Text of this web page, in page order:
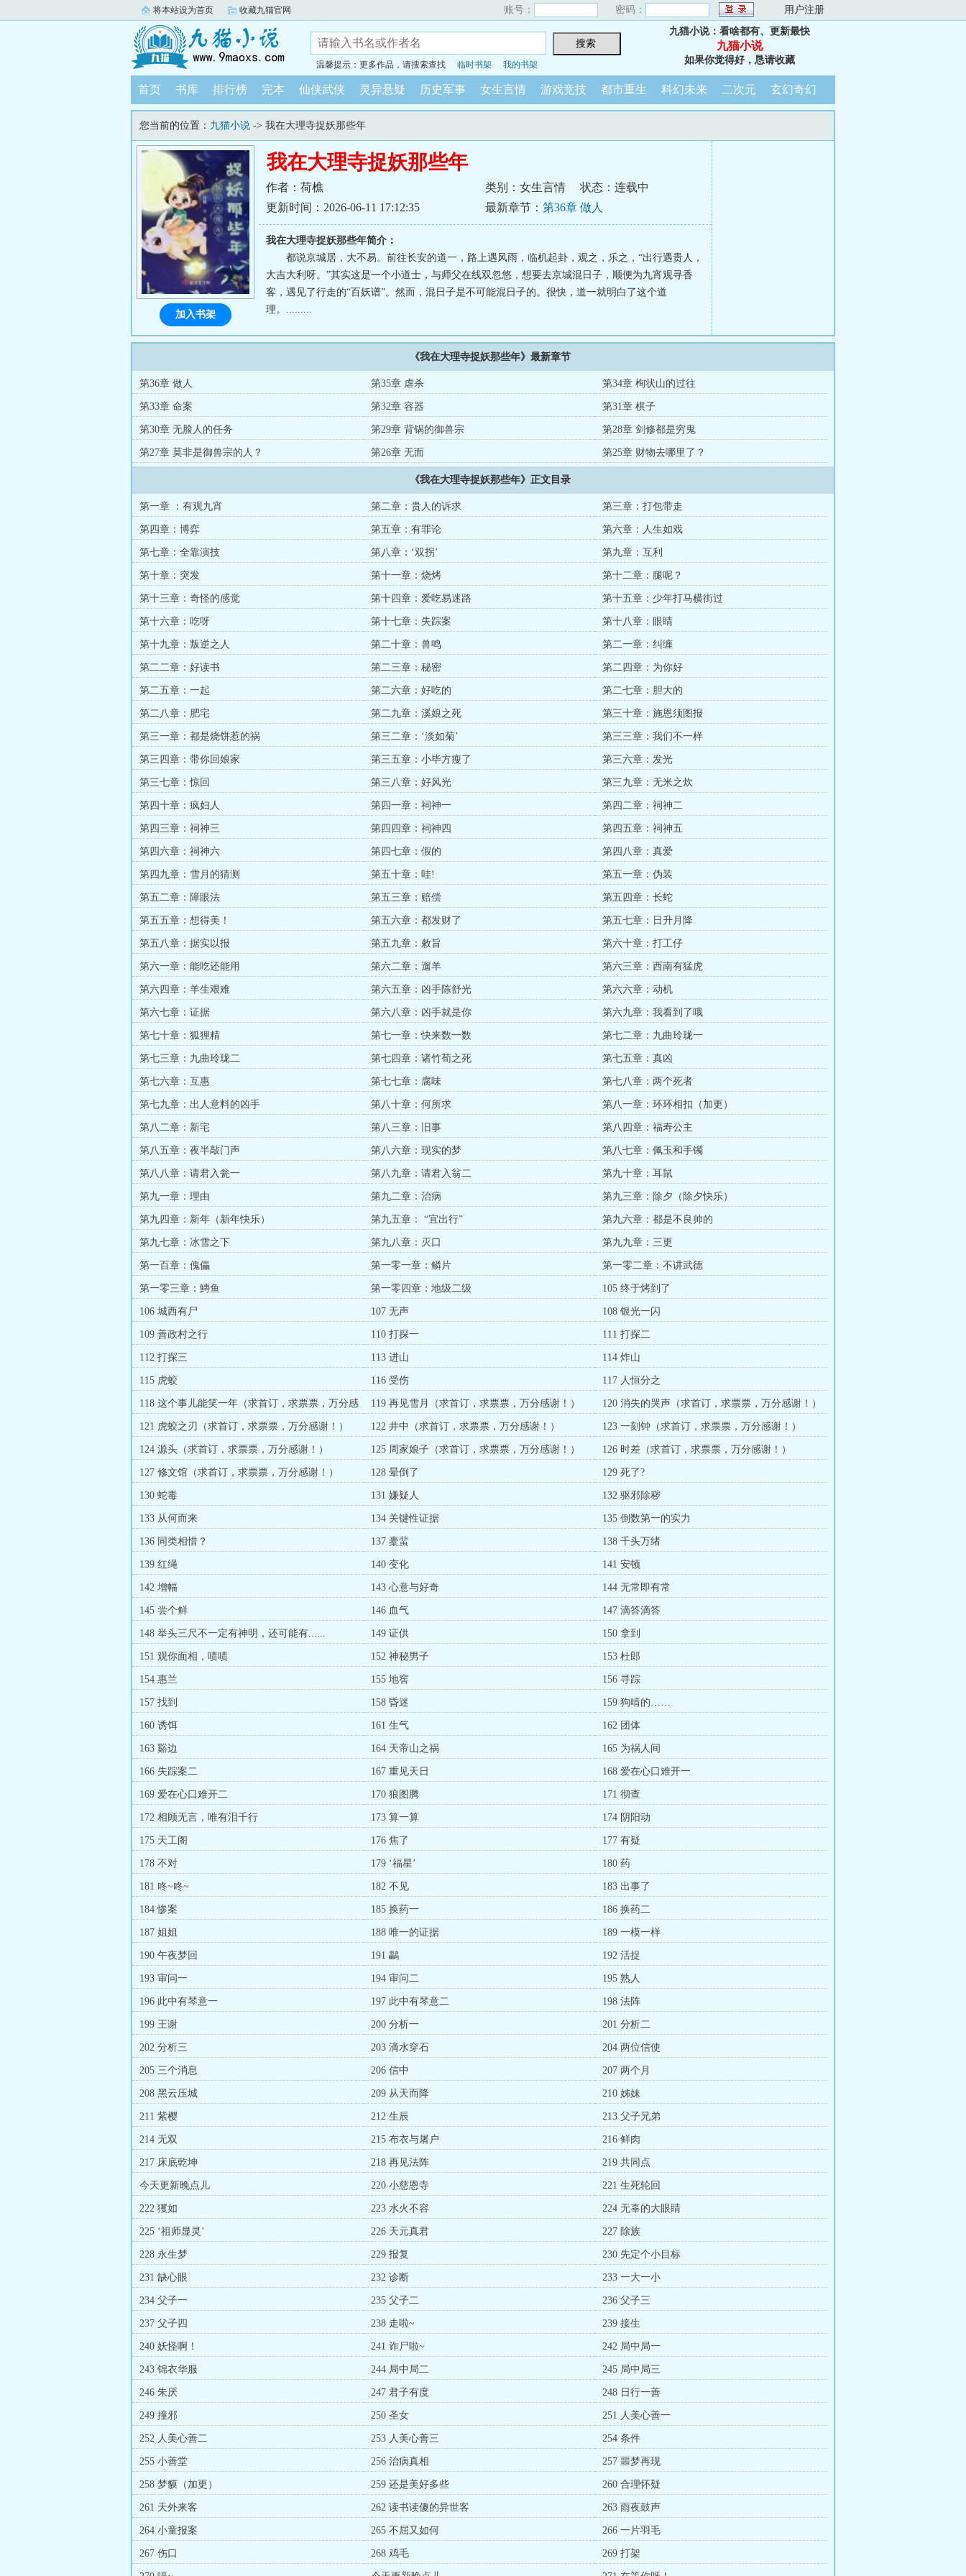
将本站设为首页 收藏九猫官网 账号： 密码： 用户注册
温馨提示：更多作品，请搜索查找 临时书架 我的书架
九猫小说：看啥都有、更新最快
九猫小说
如果你觉得好，恳请收藏
首页 书库 排行榜 完本 仙侠武侠 灵异悬疑 历史军事 女生言情 游戏竞技 都市重生 科幻未来 二次元 玄幻奇幻
您当前的位置： 九猫小说 -> 我在大理寺捉妖那些年
我在大理寺捉妖那些年
作者：荷樵 类别：女生言情
状态：连载中
更新时间：2026-06-11 17:12:35
最新章节： 第36章 做人
我在大理寺捉妖那些年简介：
都说京城居，大不易。前往长安的道一，路上遇风雨，临机起卦，观之，乐之，“出行遇贵人，
大吉大利呀。”其实这是一个小道士，与师父在线双忽悠，想要去京城混日子，顺便为九宵观寻香
客，遇见了行走的“百妖谱”。然而，混日子是不可能混日子的。很快，道一就明白了这个道
理。.........
加入书架
《我在大理寺捉妖那些年》最新章节
第36章 做人 第35章 虐杀 第34章 栒状山的过往
第33章 命案 第32章 容器 第31章 棋子
第30章 无脸人的任务 第29章 背锅的御兽宗 第28章 剑修都是穷鬼
第27章 莫非是御兽宗的人？ 第26章 无面 第25章 财物去哪里了？
《我在大理寺捉妖那些年》正文目录
第一章 ：有观九宵 第二章：贵人的诉求 第三章：打包带走
第四章：博弈 第五章：有罪论 第六章：人生如戏
第七章：全靠演技 第八章：‘双拐’ 第九章：互利
第十章：突发 第十一章：烧烤 第十二章：腿呢？
第十三章：奇怪的感觉 第十四章：爱吃易迷路 第十五章：少年打马横街过
第十六章：吃呀 第十七章：失踪案 第十八章：眼睛
第十九章：叛逆之人 第二十章：兽鸣 第二一章：纠缠
第二二章：好读书 第二三章：秘密 第二四章：为你好
第二五章：一起 第二六章：好吃的 第二七章：胆大的
第二八章：肥宅 第二九章：溪娘之死 第三十章：施恩须图报
第三一章：都是烧饼惹的祸 第三二章：‘淡如菊’ 第三三章：我们不一样
第三四章：带你回娘家 第三五章：小毕方瘦了 第三六章：发光
第三七章：惊回 第三八章：好风光 第三九章：无米之炊
第四十章：疯妇人 第四一章：祠神一 第四二章：祠神二
第四三章：祠神三 第四四章：祠神四 第四五章：祠神五
第四六章：祠神六 第四七章：假的 第四八章：真爱
第四九章：雪月的猜测 第五十章：哇! 第五一章：伪装
第五二章：障眼法 第五三章：赔偿 第五四章：长蛇
第五五章：想得美！ 第五六章：都发财了 第五七章：日升月降
第五八章：据实以报 第五九章：敕旨 第六十章：打工仔
第六一章：能吃还能用 第六二章：遛羊 第六三章：西南有猛虎
第六四章：羊生艰难 第六五章：凶手陈舒光 第六六章：动机
第六七章：证据 第六八章：凶手就是你 第六九章：我看到了哦
第七十章：狐狸精 第七一章：快来数一数 第七二章：九曲玲珑一
第七三章：九曲玲珑二 第七四章：诸竹荀之死 第七五章：真凶
第七六章：互惠 第七七章：腐味 第七八章：两个死者
第七九章：出人意料的凶手 第八十章：何所求 第八一章：环环相扣（加更）
第八二章：新宅 第八三章：旧事 第八四章：福寿公主
第八五章：夜半敲门声 第八六章：现实的梦 第八七章：佩玉和手镯
第八八章：请君入瓮一 第八九章：请君入翁二 第九十章：耳鼠
第九一章：理由 第九二章：治病 第九三章：除夕（除夕快乐）
第九四章：新年（新年快乐） 第九五章： “宜出行” 第九六章：都是不良帅的
第九七章：冰雪之下 第九八章：灭口 第九九章：三更
第一百章：傀儡 第一零一章：鳞片 第一零二章：不讲武德
第一零三章：鱄鱼 第一零四章：地级二级 105 终于烤到了
106 城西有尸 107 无声 108 银光一闪
109 善政村之行 110 打探一 111 打探二
112 打探三 113 进山 114 炸山
115 虎蛟 116 受伤 117 人恒分之
118 这个事儿能笑一年（求首订，求票票，万分感
谢！）
119 再见雪月（求首订，求票票，万分感谢！） 120 消失的哭声（求首订，求票票，万分感谢！）
121 虎蛟之刃（求首订，求票票，万分感谢！） 122 井中（求首订，求票票，万分感谢！） 123 一刻钟（求首订，求票票，万分感谢！）
124 源头（求首订，求票票，万分感谢！） 125 周家娘子（求首订，求票票，万分感谢！） 126 时差（求首订，求票票，万分感谢！）
127 修文馆（求首订，求票票，万分感谢！） 128 晕倒了 129 死了?
130 蛇毒 131 嫌疑人 132 驱邪除秽
133 从何而来 134 关键性证据 135 倒数第一的实力
136 同类相惜？ 137 橐蜚 138 千头万绪
139 红绳 140 变化 141 安顿
142 增幅 143 心意与好奇 144 无常即有常
145 尝个鲜 146 血气 147 滴答滴答
148 举头三尺不一定有神明，还可能有...... 149 证供 150 拿到
151 观你面相，啧啧 152 神秘男子 153 杜郎
154 惠兰 155 地窖 156 寻踪
157 找到 158 昏迷 159 狗啃的……
160 诱饵 161 生气 162 团体
163 谿边 164 天帝山之祸 165 为祸人间
166 失踪案二 167 重见天日 168 爱在心口难开一
169 爱在心口难开二 170 狼图腾 171 彻查
172 相顾无言，唯有泪千行 173 算一算 174 阴阳动
175 天工阁 176 焦了 177 有疑
178 不对 179 ‘福星’ 180 药
181 咚~咚~ 182 不见 183 出事了
184 惨案 185 换药一 186 换药二
187 姐姐 188 唯一的证据 189 一模一样
190 午夜梦回 191 鸓 192 活捉
193 审问一 194 审问二 195 熟人
196 此中有琴意一 197 此中有琴意二 198 法阵
199 王谢 200 分析一 201 分析二
202 分析三 203 滴水穿石 204 两位信使
205 三个消息 206 信中 207 两个月
208 黑云压城 209 从天而降 210 姊妹
211 紫樱 212 生辰 213 父子兄弟
214 无双 215 布衣与屠户 216 鲜肉
217 床底乾坤 218 再见法阵 219 共同点
今天更新晚点儿 220 小慈恩寺 221 生死轮回
222 玃如 223 水火不容 224 无辜的大眼睛
225 ‘祖师显灵’ 226 天元真君 227 除族
228 永生梦 229 报复 230 先定个小目标
231 缺心眼 232 诊断 233 一大一小
234 父子一 235 父子二 236 父子三
237 父子四 238 走啦~ 239 接生
240 妖怪啊！ 241 诈尸啦~ 242 局中局一
243 锦衣华服 244 局中局二 245 局中局三
246 朱厌 247 君子有度 248 日行一善
249 撞邪 250 圣女 251 人美心善一
252 人美心善二 253 人美心善三 254 条件
255 小善堂 256 治病真相 257 噩梦再现
258 梦貘（加更） 259 还是美好多些 260 合理怀疑
261 天外来客 262 读书读傻的异世客 263 雨夜鼓声
264 小童报案 265 不屈又如何 266 一片羽毛
267 伤口 268 鸡毛 269 打架